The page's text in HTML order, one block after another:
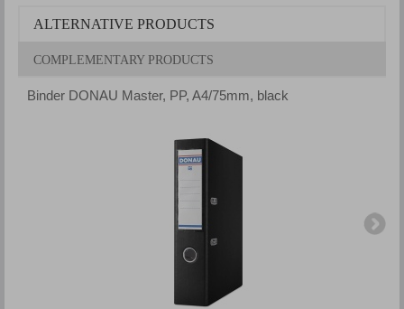
ALTERNATIVE PRODUCTS
COMPLEMENTARY PRODUCTS
Binder DONAU Master, PP, A4/75mm, black